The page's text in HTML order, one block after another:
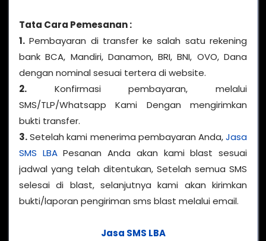
Tata Cara Pemesanan :
1. Pembayaran di transfer ke salah satu rekening
bank BCA, Mandiri, Danamon, BRI, BNI, OVO, Dana
dengan nominal sesuai tertera di website.
2. Konfirmasi pembayaran, melalui
SMS/TLP/Whatsapp Kami Dengan mengirimkan
bukti transfer.
3.Setelah kami menerima pembayaran Anda,Jasa
SMS LBAPesanan Anda akan kami blast sesuai
jadwal yang telah ditentukan, Setelah semua SMS
selesai di blast, selanjutnya kami akan kirimkan
bukti/laporan pengiriman sms blast melalui email.
Jasa SMS LBA